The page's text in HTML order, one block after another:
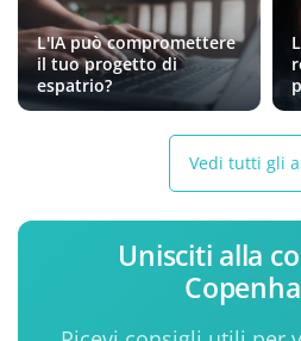
L'IA può compromettere
il tuo progetto di
espatrio?
Vedi tutti gli
Unisciti alla